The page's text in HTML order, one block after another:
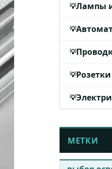
Лампы
МЕТКИ